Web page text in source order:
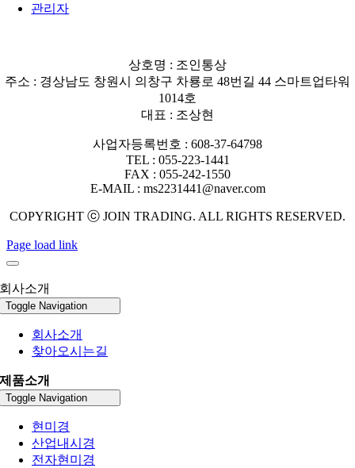
관리자
상호명 : 조인통상
주소 : 경상남도 창원시 의창구 차룡로 48번길 44 스마트업타워
1014호
대표 : 조상현
사업자등록번호 : 608-37-64798
TEL : 055-223-1441
FAX : 055-242-1550
E-MAIL : ms2231441@naver.com
COPYRIGHT ⓒ JOIN TRADING. ALL RIGHTS RESERVED.
Page load link
회사소개
Toggle Navigation
회사소개
찾아오시는길
제품소개
Toggle Navigation
현미경
산업내시경
전자현미경